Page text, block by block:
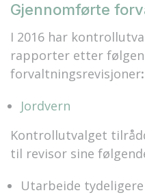
Gjennomførte
I 2016 har
rapporter etter
forvaltningsrevisjoner:
Jordvern
Kontrollutvalget
til revisor sine
Utarbeide